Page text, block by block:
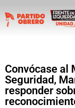
Convócase al
Seguridad,
responder